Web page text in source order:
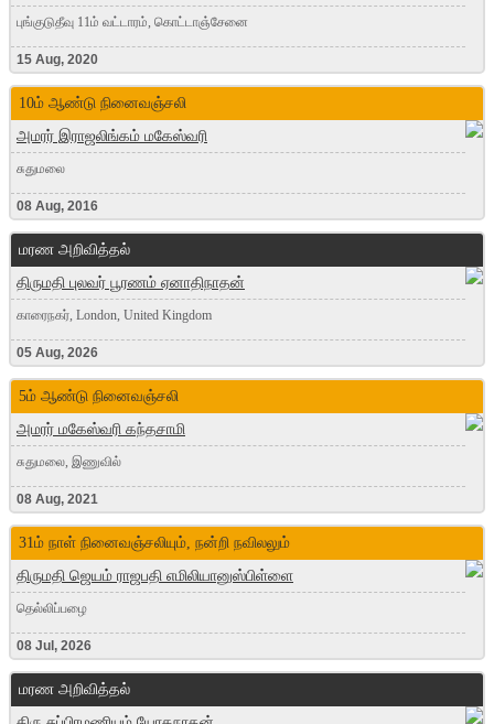
புங்குடுதீவு 11ம் வட்டாரம், கொட்டாஞ்சேனை
15 Aug, 2020
10ம் ஆண்டு நினைவஞ்சலி
அமரர் இராஜலிங்கம் மகேஸ்வரி
சுதுமலை
08 Aug, 2016
மரண அறிவித்தல்
திருமதி புலவர் பூரணம் ஏனாதிநாதன்
காரைநகர், London, United Kingdom
05 Aug, 2026
5ம் ஆண்டு நினைவஞ்சலி
அமரர் மகேஸ்வரி கந்தசாமி
சுதுமலை, இணுவில்
08 Aug, 2021
31ம் நாள் நினைவஞ்சலியும், நன்றி நவிலலும்
திருமதி ஜெயம் ராஜபதி எமிலியானுஸ்பிள்ளை
தெல்லிப்பழை
08 Jul, 2026
மரண அறிவித்தல்